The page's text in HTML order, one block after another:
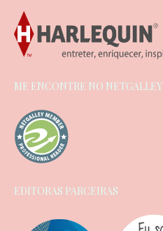
ME ENCONTRE NO NETGALLEY
EDITORAS PARCEIRAS